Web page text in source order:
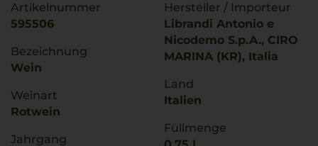
Artikelnummer
595506
Bezeichnung
Wein
Weinart
Rotwein
Jahrgang
Hersteller / Importeur
Librandi Antonio e
Nicodemo S.p.A., CIRO
MARINA (KR), Italia
Land
Italien
Füllmenge